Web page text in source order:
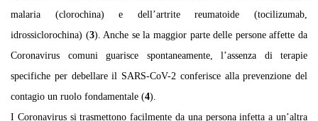
malaria (clorochina) e dell’artrite reumatoide (tocilizumab,
idrossiclorochina) (3). Anche se la maggior parte delle persone affette da
Coronavirus comuni guarisce spontaneamente, l’assenza di terapie
specifiche per debellare il SARS-CoV-2 conferisce alla prevenzione del
contagio un ruolo fondamentale (4).
I Coronavirus si trasmettono facilmente da una persona infetta a un’altra